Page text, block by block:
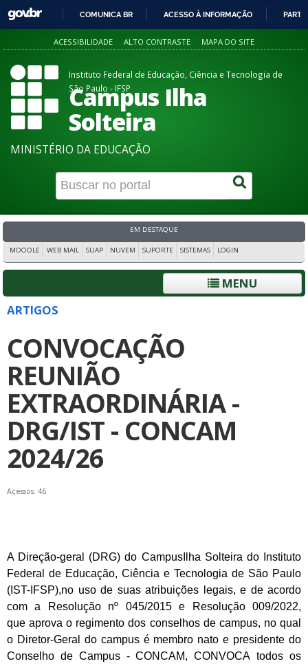
PARA
CONTEÚDO
COMUNICA BR ACESSO À INFORMAÇÃO
ACESSIBILIDADE ALTO CONTRASTE MAPA DO SITE
Instituto Federal de Educação, Ciência e Tecnologia de
São Paulo - IFSP
Campus Ilha
Solteira
MINISTÉRIO DA EDUCAÇÃO
EM DESTAQUE
MOODLE WEB MAIL SUAP NUVEM SUPORTE SISTEMAS LOGIN
MENU
ARTIGOS
CONVOCAÇÃO
REUNIÃO
EXTRAORDINÁRIA -
DRG/IST - CONCAM
2024/26
Acessos: 46
A Direção-geral (DRG) do CampusIlha Solteira do Instituto
Federal de Educação, Ciência e Tecnologia de São Paulo
(IST-IFSP),no uso de suas atribuições legais, e de acordo
coma Resolução nº 045/2015 e Resolução 009/2022,
que aprova o regimento dos conselhos de campus, no qual
o Diretor-Geral do campus é membro nato e presidente do
Conselho de Campus - CONCAM, CONVOCAtodos os